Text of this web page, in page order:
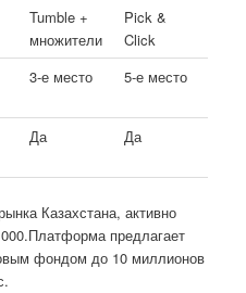
Tumble +
множители
Pick &
Click
3-е место 5-е место
Да Да
Казахстана, активно
предлагает
фондом до 10 миллионов